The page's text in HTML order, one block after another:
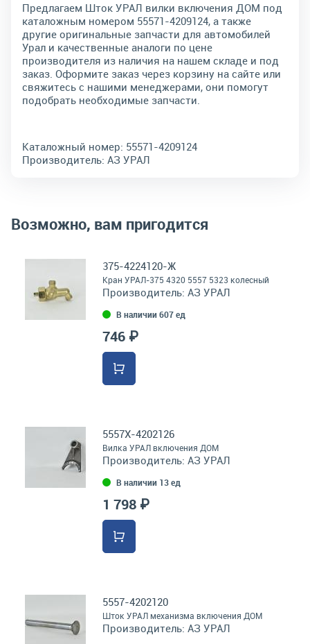
Предлагаем Шток УРАЛ вилки включения ДОМ под
каталожным номером 55571-4209124, а также
другие оригинальные запчасти для автомобилей
Урал и качественные аналоги по цене
производителя из наличия на нашем складе и под
заказ. Оформите заказ через корзину на сайте или
свяжитесь с нашими менеджерами, они помогут
подобрать необходимые запчасти.
Каталожный номер: 55571-4209124
Производитель: АЗ УРАЛ
Возможно, вам пригодится
375-4224120-Ж
Кран УРАЛ-375 4320 5557 5323 колесный
Производитель: АЗ УРАЛ
В наличии 607 ед
746 ₽
5557Х-4202126
Вилка УРАЛ включения ДОМ
Производитель: АЗ УРАЛ
В наличии 13 ед
1 798 ₽
5557-4202120
Шток УРАЛ механизма включения ДОМ
Производитель: АЗ УРАЛ